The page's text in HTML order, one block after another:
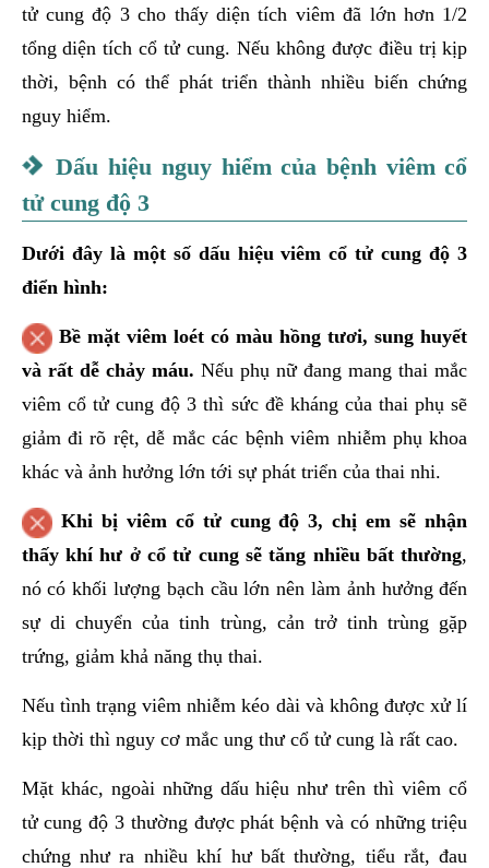
tử cung độ 3 cho thấy diện tích viêm đã lớn hơn 1/2
tổng diện tích cổ tử cung. Nếu không được điều trị kịp
thời, bệnh có thể phát triển thành nhiều biến chứng
nguy hiểm.
Dấu hiệu nguy hiểm của bệnh viêm cổ
tử cung độ 3
Dưới đây là một số dấu hiệu viêm cổ tử cung độ 3
điển hình:
Bề mặt viêm loét có màu hồng tươi, sung huyết
và rất dễ chảy máu. Nếu phụ nữ đang mang thai mắc
viêm cổ tử cung độ 3 thì sức đề kháng của thai phụ sẽ
giảm đi rõ rệt, dễ mắc các bệnh viêm nhiễm phụ khoa
khác và ảnh hưởng lớn tới sự phát triển của thai nhi.
Khi bị viêm cổ tử cung độ 3, chị em sẽ nhận
thấy khí hư ở cổ tử cung sẽ tăng nhiều bất thường,
nó có khối lượng bạch cầu lớn nên làm ảnh hưởng đến
sự di chuyển của tinh trùng, cản trở tinh trùng gặp
trứng, giảm khả năng thụ thai.
Nếu tình trạng viêm nhiễm kéo dài và không được xử lí
kịp thời thì nguy cơ mắc ung thư cổ tử cung là rất cao.
Mặt khác, ngoài những dấu hiệu như trên thì viêm cổ
tử cung độ 3 thường được phát bệnh và có những triệu
chứng như ra nhiều khí hư bất thường, tiểu rắt, đau